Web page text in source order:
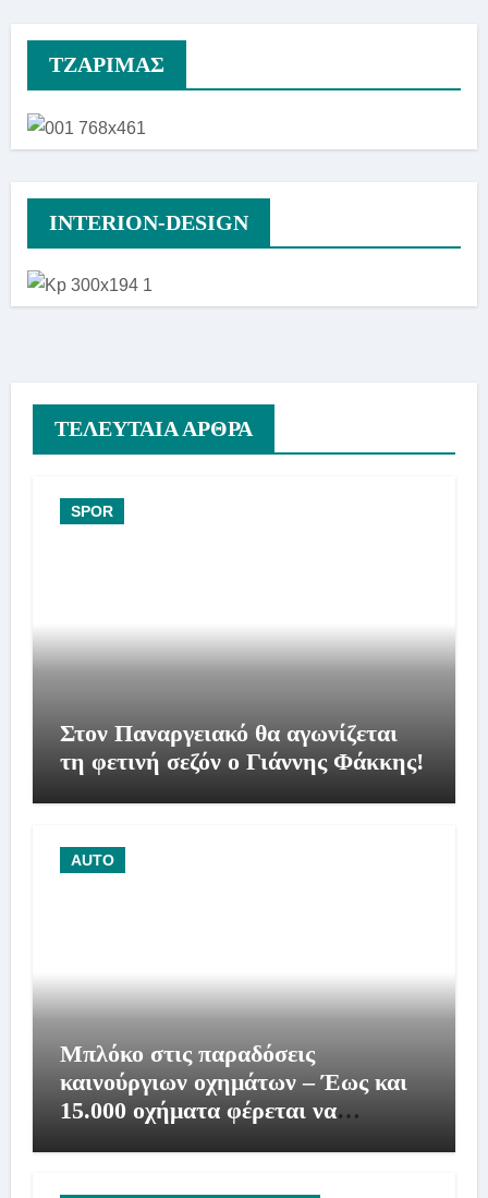
TZAΡΙΜΑΣ
INTERION-DESIGN
ΤΕΛΕΥΤΑΙΑ ΑΡΘΡΑ
SPOR
Στον Παναργειακό θα αγωνίζεται
τη φετινή σεζόν ο Γιάννης Φάκκης!
AUTO
Μπλόκο στις παραδόσεις
καινούργιων οχημάτων – Έως και
15.000 οχήματα φέρεται να